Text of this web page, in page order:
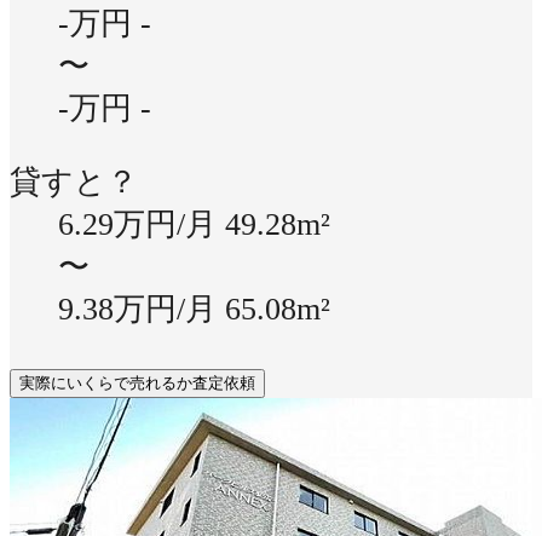
-万円 -
〜
-万円 -
貸すと？
6.29万円/月 49.28m²
〜
9.38万円/月 65.08m²
実際にいくらで売れるか査定依頼